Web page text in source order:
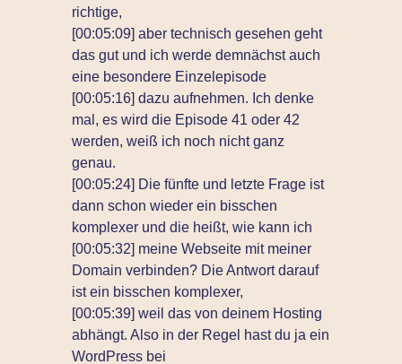
richtige,
[00:05:09] aber technisch gesehen geht
das gut und ich werde demnächst auch
eine besondere Einzelepisode
[00:05:16] dazu aufnehmen. Ich denke
mal, es wird die Episode 41 oder 42
werden, weiß ich noch nicht ganz
genau.
[00:05:24] Die fünfte und letzte Frage ist
dann schon wieder ein bisschen
komplexer und die heißt, wie kann ich
[00:05:32] meine Webseite mit meiner
Domain verbinden? Die Antwort darauf
ist ein bisschen komplexer,
[00:05:39] weil das von deinem Hosting
abhängt. Also in der Regel hast du ja ein
WordPress bei